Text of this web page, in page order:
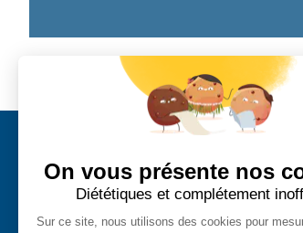
Prestia Conseils
On vous présente nos
Diététiques et complétement
Sur ce site, nous utilisons des cookies pour